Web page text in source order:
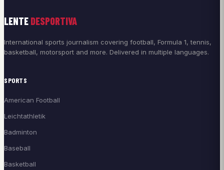
LENTE DESPORTIVA
International sports journalism covering football, Formula 1, tennis,
basketball, motorsport and more. Delivered in multiple languages.
SPORTS
American Football
Leichtathletik
Badminton
Baseball
Basketball